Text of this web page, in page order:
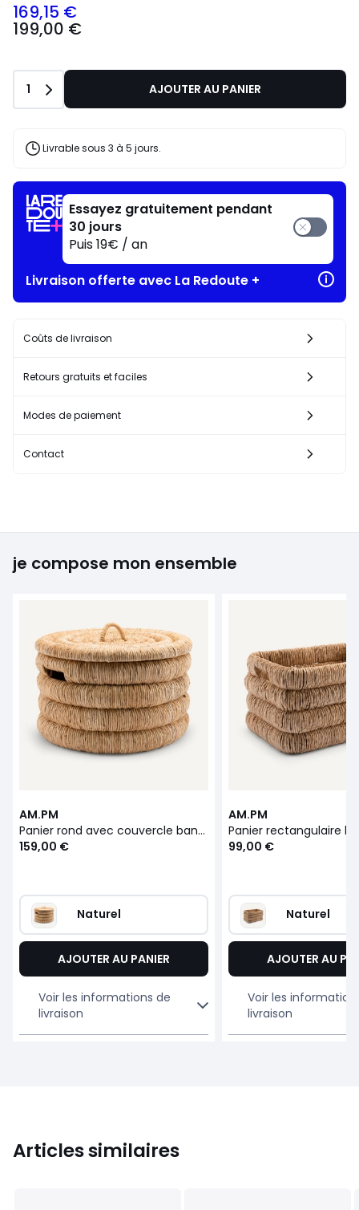
169,15 €
199,00 €
Quantité
1 AJOUTER AU PANIER
Livrable sous 3 à 5 jours.
Essayez gratuitement pendant
30 jours
Puis 19€ / an
Livraison offerte avec La Redoute +
Coûts de livraison
Retours gratuits et faciles
Modes de paiement
Contact
je compose mon ensemble
AM.PM
Panier rond avec couvercle bananier tressé, Marilo
159,00 €
Naturel
AJOUTER AU PANIER
Voir les informations de
livraison
AM.PM
99,00 €
Naturel
AJOUTER AU
Voir les
livraison
Articles similaires